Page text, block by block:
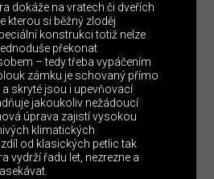
dokáže na vratech či dveřích
kterou si běžný zloděj
konstrukci totiž nelze
překonat
– tedy třeba vypáčením
zámku je schovaný přímo
skryté jsou i upevňovací
jakoukoliv nežádoucí
úprava zajistí vysokou
klimatických
od klasických petlic tak
vydrží řadu let, nezrezne a